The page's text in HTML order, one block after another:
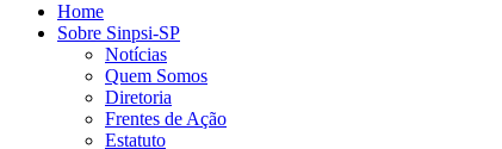
Home
Sobre Sinpsi-SP
Notícias
Quem Somos
Diretoria
Frentes de Ação
Estatuto